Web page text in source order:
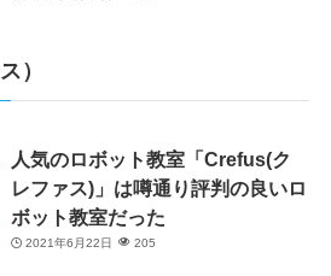
）
人気のロボット教室「Crefus(ク
レファス)」は噂通り評判の良いロ
ボット教室だった
2021年6月22日 205